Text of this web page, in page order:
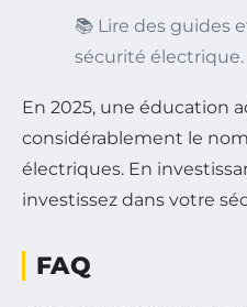
📚 Lire des guides
sécurité électrique.
En 2025, une éducation
considérablement le
électriques. En
investissez dans votre
FAQ